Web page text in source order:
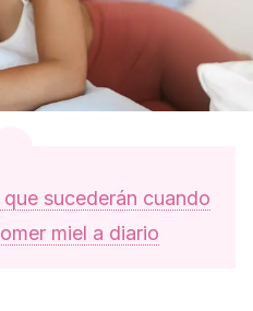
sucederán cuando
miel a diario